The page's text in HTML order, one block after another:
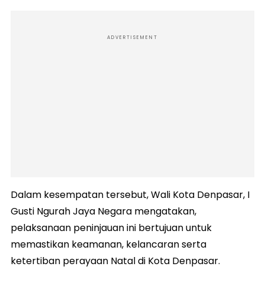
ADVERTISEMENT
Dalam kesempatan tersebut, Wali Kota Denpasar, I
Gusti Ngurah Jaya Negara mengatakan,
pelaksanaan peninjauan ini bertujuan untuk
memastikan keamanan, kelancaran serta
ketertiban perayaan Natal di Kota Denpasar.